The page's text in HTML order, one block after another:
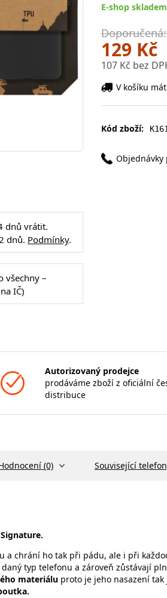
dnů vrátit.
dnů. Podmínky.
všechny –
IČ)
E-shop
129 Kč
107 Kč bez
V košíku
Kód zboží:
Objednávky
Autorizovaný prodejce
prodáváme zboží z oficiální
distribuce
(0) Související
a chrání ho tak při pádu, ale i při
typ telefonu a zároveň zůstávají
materiálu proto je jeho nasazení